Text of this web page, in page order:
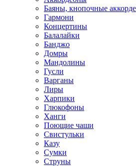
Баяны, кнопочные
Гармони
Концертины
Балалайки
Банджо
Домры
Мандолины
Гусли
Варганы
Лиры
Харпики
Глюкофоны
Ханги
Поющие чаши
Свистульки
Казу
Сумки
Струны